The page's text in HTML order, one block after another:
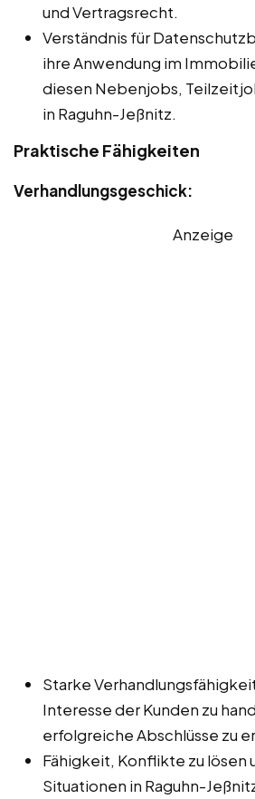
und Vertragsrecht.
Verständnis für
ihre Anwendung im
diesen Nebenjobs,
in Raguhn-Jeßnitz.
Praktische Fähigkeiten
Verhandlungsgeschick:
Anzeige
Starke
Interesse der Kunden zu
erfolgreiche Abschlüsse zu
Fähigkeit, Konflikte zu lösen
Situationen in Raguhn-